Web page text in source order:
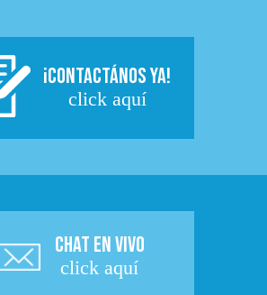
¡CONTACTÁNOS YA!
click aquí
CHAT EN VIVO
click aquí